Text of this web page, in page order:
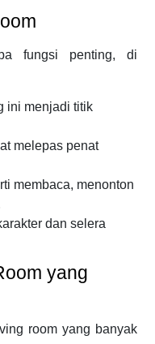
fungsi penting, di
ini menjadi titik
melepas penat
membaca, menonton
dan selera
yang
room yang banyak